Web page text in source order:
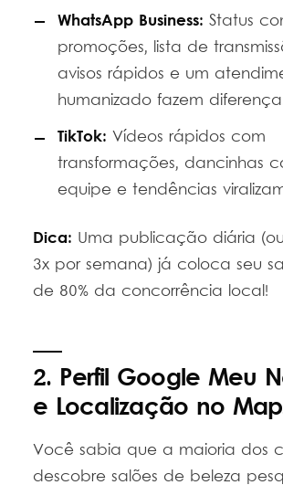
WhatsApp Business: Status
promoções, lista de
avisos rápidos e um
humanizado fazem
TikTok: Vídeos rápidos com
transformações, dancinhas
equipe e tendências
Dica: Uma publicação diária
3x por semana) já coloca seu
de 80% da concorrência local!
2. Perfil Google Meu
e Localização no
Você sabia que a maioria dos
descobre salões de beleza